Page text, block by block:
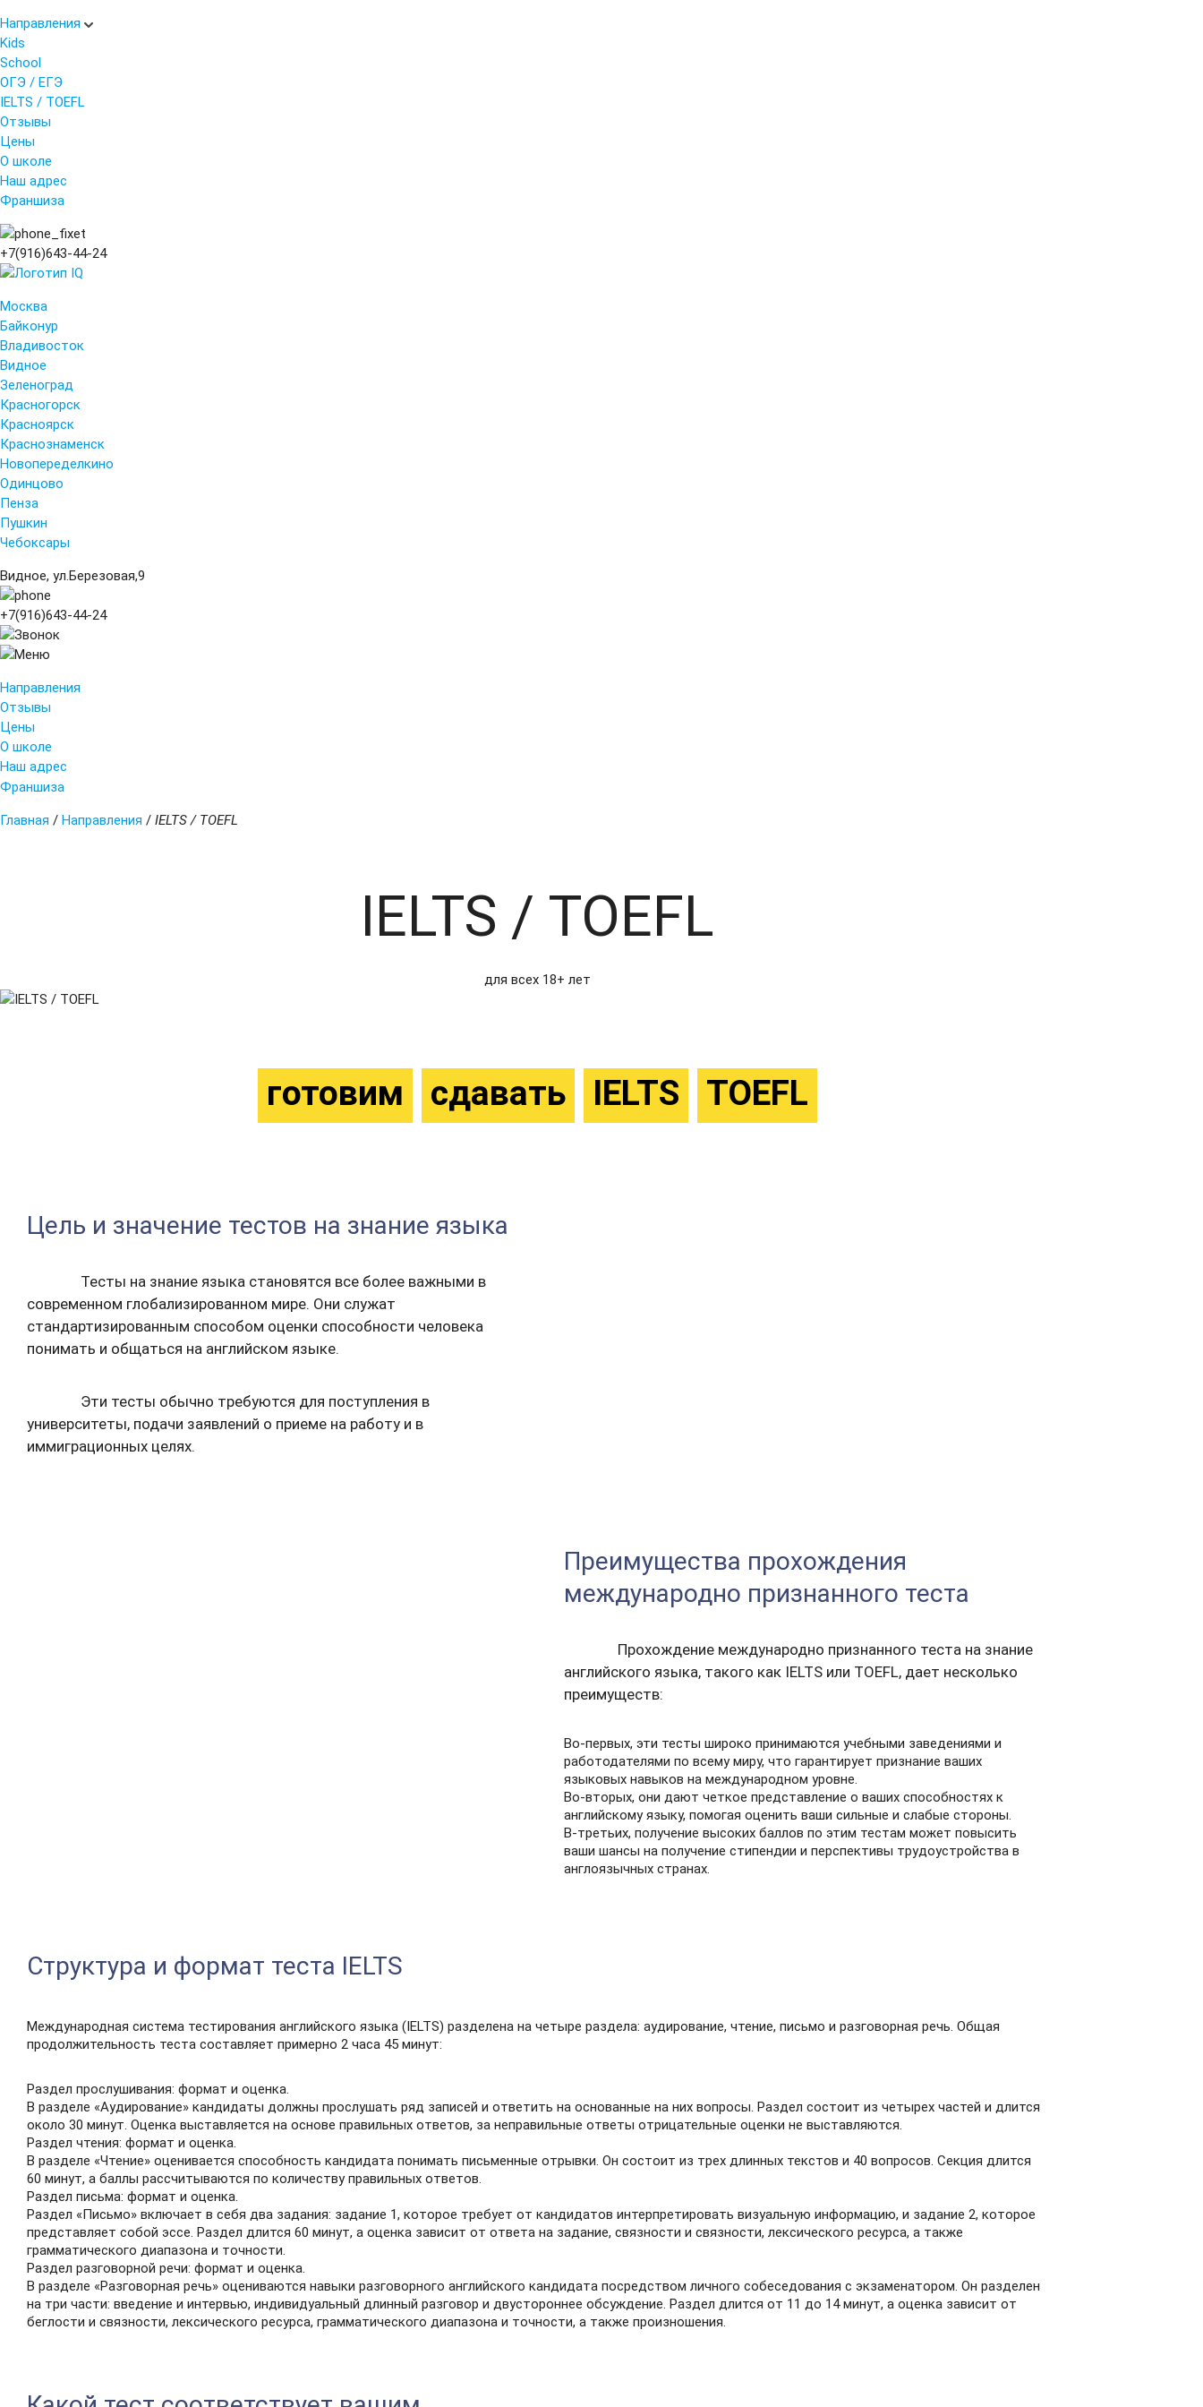
Направления
Kids
School
ОГЭ / ЕГЭ
IELTS / TOEFL
Отзывы
Цены
О школе
Наш адрес
Франшиза
+7(916)643-44-24
Москва
Байконур
Владивосток
Видное
Зеленоград
Красногорск
Красноярск
Краснознаменск
Новопеределкино
Одинцово
Пенза
Пушкин
Чебоксары
Видное, ул.Березовая,9
+7(916)643-44-24
Направления
Отзывы
Цены
О школе
Наш адрес
Франшиза
Главная / Направления / IELTS / TOEFL
IELTS / TOEFL
для всех 18+ лет
готовим сдавать IELTS TOEFL
Цель и значение тестов на знание языка
Тесты на знание языка становятся все более важными в
современном глобализированном мире. Они служат
стандартизированным способом оценки способности человека
понимать и общаться на английском языке.
Эти тесты обычно требуются для поступления в
университеты, подачи заявлений о приеме на работу и в
иммиграционных целях.
Преимущества прохождения
международно признанного теста
Прохождение международно признанного теста на знание
английского языка, такого как IELTS или TOEFL, дает несколько
преимуществ:
Во-первых, эти тесты широко принимаются учебными заведениями и
работодателями по всему миру, что гарантирует признание ваших
языковых навыков на международном уровне.
Во-вторых, они дают четкое представление о ваших способностях к
английскому языку, помогая оценить ваши сильные и слабые стороны.
В-третьих, получение высоких баллов по этим тестам может повысить
ваши шансы на получение стипендии и перспективы трудоустройства в
англоязычных странах.
Структура и формат теста IELTS
Международная система тестирования английского языка (IELTS) разделена на четыре раздела: аудирование, чтение, письмо и разговорная речь. Общая
продолжительность теста составляет примерно 2 часа 45 минут:
Раздел прослушивания: формат и оценка.
В разделе «Аудирование» кандидаты должны прослушать ряд записей и ответить на основанные на них вопросы. Раздел состоит из четырех частей и длится
около 30 минут. Оценка выставляется на основе правильных ответов, за неправильные ответы отрицательные оценки не выставляются.
Раздел чтения: формат и оценка.
В разделе «Чтение» оценивается способность кандидата понимать письменные отрывки. Он состоит из трех длинных текстов и 40 вопросов. Секция длится
60 минут, а баллы рассчитываются по количеству правильных ответов.
Раздел письма: формат и оценка.
Раздел «Письмо» включает в себя два задания: задание 1, которое требует от кандидатов интерпретировать визуальную информацию, и задание 2, которое
представляет собой эссе. Раздел длится 60 минут, а оценка зависит от ответа на задание, связности и связности, лексического ресурса, а также
грамматического диапазона и точности.
Раздел разговорной речи: формат и оценка.
В разделе «Разговорная речь» оцениваются навыки разговорного английского кандидата посредством личного собеседования с экзаменатором. Он разделен
на три части: введение и интервью, индивидуальный длинный разговор и двустороннее обсуждение. Раздел длится от 11 до 14 минут, а оценка зависит от
беглости и связности, лексического ресурса, грамматического диапазона и точности, а также произношения.